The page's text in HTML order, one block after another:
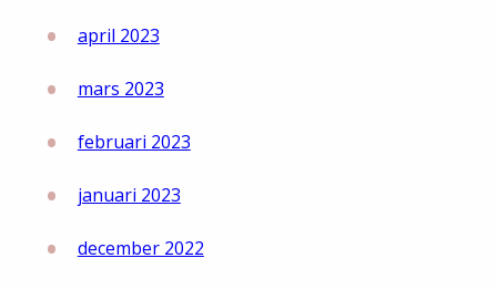
april 2023
mars 2023
februari 2023
januari 2023
december 2022